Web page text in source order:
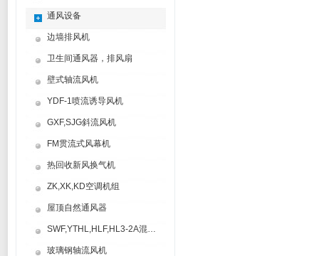
通风设备
边墙排风机
卫生间通风器，排风扇
壁式轴流风机
YDF-1喷流诱导风机
GXF,SJG斜流风机
FM贯流式风幕机
热回收新风换气机
ZK,XK,KD空调机组
屋顶自然通风器
SWF,YTHL,HLF,HL3-2A混流风机
玻璃钢轴流风机